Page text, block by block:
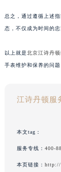
总之，通过遵循上述
态，不仅成为时间的
以上就是北京江诗丹
手表维护和保养的问
江诗丹顿服
本文tag：
服务专线： 400-
本页链接： http://